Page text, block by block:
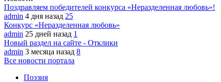
Поздравляем победителей конкурса «Неразделенная любовь»!
admin 4 дня назад 25
Конкурс «Неразделенная любовь»
admin 25 дней назад 1
Новый раздел на сайте - Отклики
admin 3 месяца назад 8
Все новости портала
Поэзия